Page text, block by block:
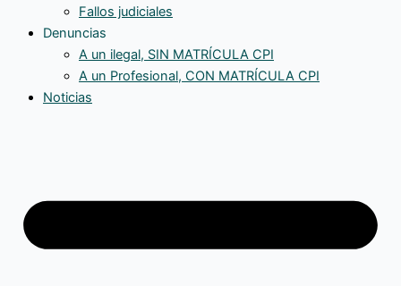
Fallos judiciales
Denuncias
A un ilegal, SIN MATRÍCULA CPI
A un Profesional, CON MATRÍCULA CPI
Noticias